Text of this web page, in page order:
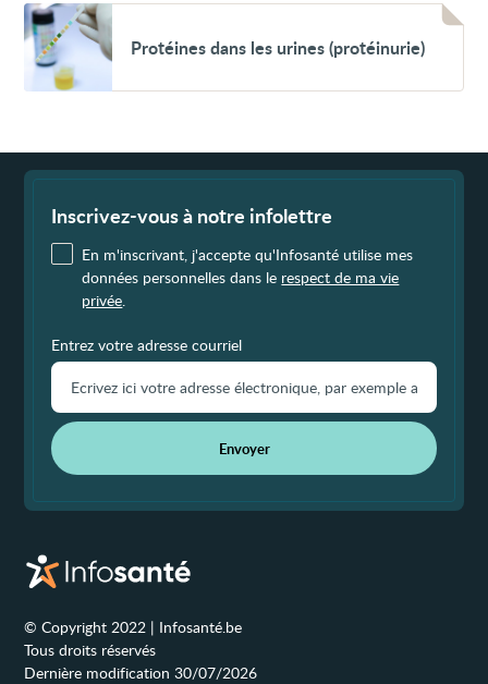
Voir
Protéines
dans
les
urines
Protéines dans les urines (protéinurie)
Inscrivez-vous à notre infolettre
En m'inscrivant, j'accepte qu'Infosanté utilise mes
données personnelles dans le respect de ma vie
privée
Entrez votre adresse courriel
Envoyer
© Copyright 2022 | Infosanté.be
Tous droits réservés
Dernière modification 30/07/2026